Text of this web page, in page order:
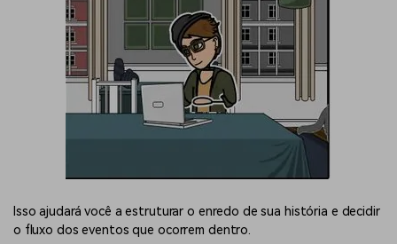
Isso ajudará você a estruturar o enredo de sua história e decidir
o fluxo dos eventos que ocorrem dentro.